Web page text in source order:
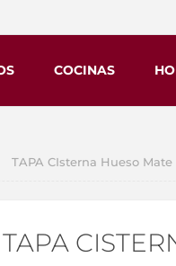
COCINAS
TAPA CIsterna Hueso Mate
TAPA